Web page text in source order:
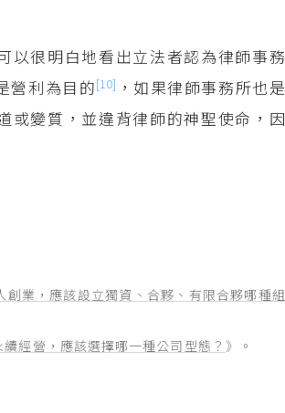
以很明白地看出立法者認為律師事務
營利為目的[10] ，如果律師事務所也是
或變質，並違背律師的神聖使命，因
業，應該設立獨資、合夥、有限合夥哪種組
經營，應該選擇哪一種公司型態？ 》。